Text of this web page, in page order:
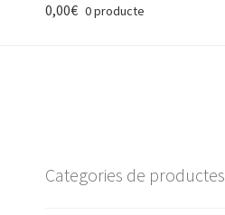
0,00€ 0 producte
Categories de productes